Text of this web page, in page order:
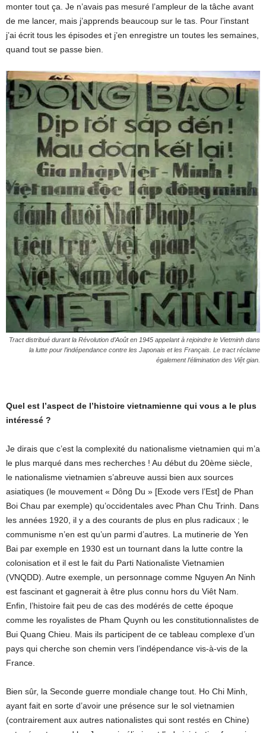
monter tout ça. Je n’avais pas mesuré l’ampleur de la tâche avant
de me lancer, mais j’apprends beaucoup sur le tas. Pour l’instant
j’ai écrit tous les épisodes et j’en enregistre un toutes les semaines,
quand tout se passe bien.
Tract distribué durant la Révolution d’Août en 1945 appelant à rejoindre le Vietminh dans
la lutte pour l’indépendance contre les Japonais et les Français. Le tract réclame
également l’élimination des Việt gian
Quel est l’aspect de l’histoire vietnamienne qui vous a le plus
intéressé ?
Je dirais que c’est la complexité du nationalisme vietnamien qui m’a
le plus marqué dans mes recherches ! Au début du 20ème siècle,
le nationalisme vietnamien s’abreuve aussi bien aux sources
asiatiques (le mouvement « Dông Du » [Exode vers l’Est] de Phan
Boi Chau par exemple) qu’occidentales avec Phan Chu Trinh. Dans
les années 1920, il y a des courants de plus en plus radicaux ; le
communisme n’en est qu’un parmi d’autres. La mutinerie de Yen
Bai par exemple en 1930 est un tournant dans la lutte contre la
colonisation et il est le fait du Parti Nationaliste Vietnamien
(VNQDD). Autre exemple, un personnage comme Nguyen An Ninh
est fascinant et gagnerait à être plus connu hors du Viêt Nam.
Enfin, l’histoire fait peu de cas des modérés de cette époque
comme les royalistes de Pham Quynh ou les constitutionnalistes de
Bui Quang Chieu. Mais ils participent de ce tableau complexe d’un
pays qui cherche son chemin vers l’indépendance vis-à-vis de la
France.
Bien sûr, la Seconde guerre mondiale change tout. Ho Chi Minh,
ayant fait en sorte d’avoir une présence sur le sol vietnamien
(contrairement aux autres nationalistes qui sont restés en Chine)